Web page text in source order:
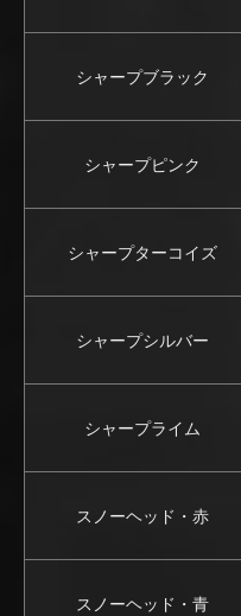
シャープブラック
シャープピンク
シャープターコイズ
シャープシルバー
シャープライム
スノーヘッド・赤
スノーヘッド・青